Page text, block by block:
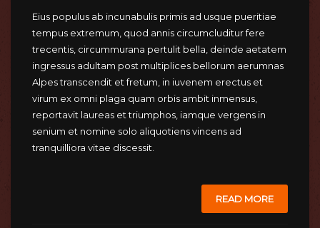
Eius populus ab incunabulis primis ad usque pueritiae
tempus extremum, quod annis circumcluditur fere
trecentis, circummurana pertulit bella, deinde aetatem
ingressus adultam post multiplices bellorum aerumnas
Alpes transcendit et fretum, in iuvenem erectus et
virum ex omni plaga quam orbis ambit inmensus,
reportavit laureas et triumphos, iamque vergens in
senium et nomine solo aliquotiens vincens ad
tranquilliora vitae discessit.
READ MORE